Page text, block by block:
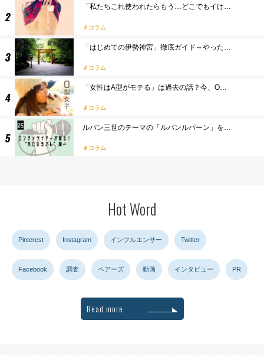
「私たちこれ使われたらもう…どこでもイけ…
コラム
「はじめての伊勢神宮」徹底ガイド～やった…
コラム
「女性はA型がモテる」は過去の話？今、O…
コラム
ルパン三世のテーマの「ルパンルパーン」を…
コラム
Hot Word
Pinterest Instagram インフルエンサー Twitter
Facebook 調査 ペアーズ 動画 インタビュー PR
Read more